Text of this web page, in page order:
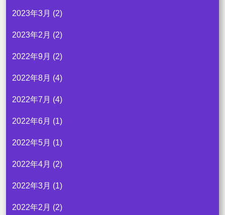
2023年3月 (2)
2023年2月 (2)
2022年9月 (2)
2022年8月 (4)
2022年7月 (4)
2022年6月 (1)
2022年5月 (1)
2022年4月 (2)
2022年3月 (1)
2022年2月 (2)